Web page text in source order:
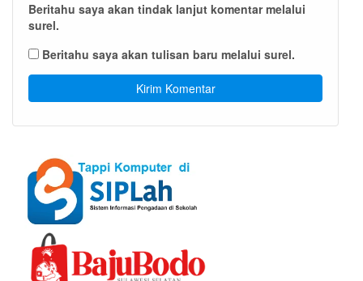
Beritahu saya akan tindak lanjut komentar melalui
surel.
Beritahu saya akan tulisan baru melalui surel.